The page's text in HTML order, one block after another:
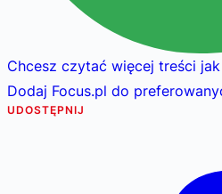
Chcesz czytać więcej treści jak
Dodaj Focus.pl do
UDOSTĘPNIJ